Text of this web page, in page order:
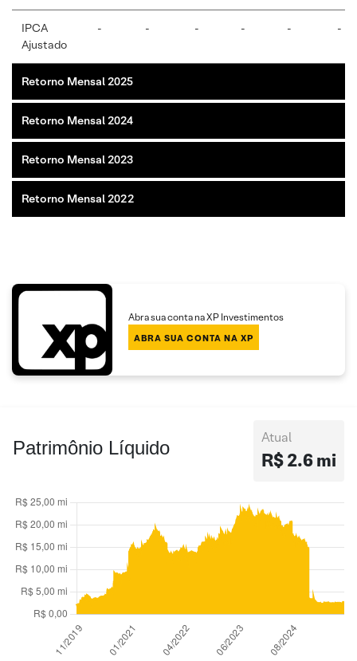
IPCA
Ajustado
- - - - - -
Retorno Mensal 2025
Retorno Mensal 2024
Retorno Mensal 2023
Retorno Mensal 2022
Abra sua conta na XP Investimentos
ABRA SUA CONTA NA XP
Patrimônio Líquido Atual
R$ 2.6 mi